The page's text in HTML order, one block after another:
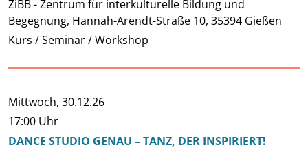
ZiBB - Zentrum für interkulturelle Bildung und
Begegnung, Hannah-Arendt-Straße 10, 35394 Gießen
Kurs / Seminar / Workshop
Mittwoch, 30.12.26
17:00 Uhr
DANCE STUDIO GENAU – TANZ, DER INSPIRIERT!